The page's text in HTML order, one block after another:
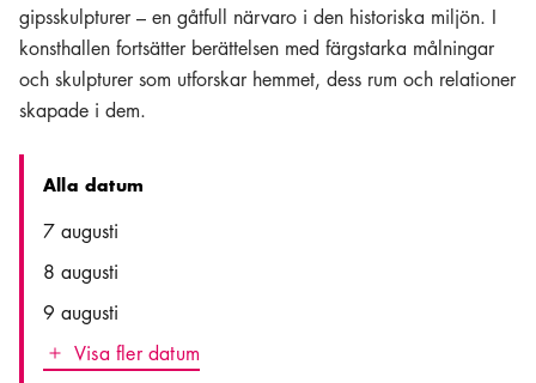
gipsskulpturer – en gåtfull närvaro i den historiska miljön. I
konsthallen fortsätter berättelsen med färgstarka målningar
och skulpturer som utforskar hemmet, dess rum och relationer
skapade i dem.
Alla datum
DateTime
7 augusti
8 augusti
9 augusti
Icon.plusAltText
Visa fler datum
Visa fler datum